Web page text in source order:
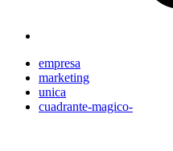
empresa
marketing
unica
cuadrante-magico-